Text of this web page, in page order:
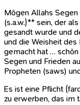
Mögen Allahs
(s.a.w.)** sein, der
gesandt wurde und
und die Weisheit
gemacht hat …
Segen und Frieden
Propheten (saws)
Es ist eine Pflicht
zu erwerben, das im